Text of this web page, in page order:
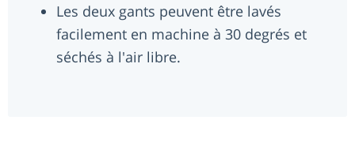
Les deux gants peuvent être lavés
facilement en machine à 30 degrés et
séchés à l'air libre.